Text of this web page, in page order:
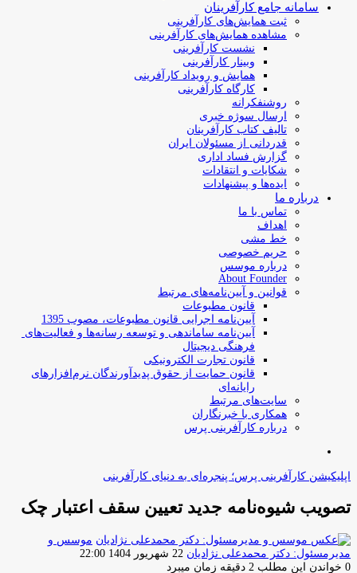
سامانه جامع کارآفرینان
ثبت همایش‌های کارآفرینی
مشاهده همایش‌های کارآفرینی
نشست کارآفرینی
وبینار کارآفرینی
همایش و رویداد کارآفرینی
کارگاه کارآفرینی
روشنفکرانه
ارسال سوژه‌ خبری
تالیف کتاب کارآفرینان
قدردانی از مسئولان ایران
گزارش فساد اداری
شکایات و انتقادات
ایده‌ها و پیشنهادات
درباره ما
تماس با ما
اهداف
خط مشی
حریم خصوصی
درباره موسس
About Founder
قوانین و آیین‌نامه‌های مرتبط
‌قانون مطبوعات
آیین‌نامه اجرایی قانون مطبوعات، مصوب 1395
آیین‌نامه سامان­دهی و توسعه رسانه­‌ها و فعالیت‌­های
فرهنگی دیجیتال
قانون تجارت الکترونیکی
قانون حمایت از حقوق پدیدآورندگان نرم‌افزارهای
رایانه‌ای
سایت‌های مرتبط
همکاری با خبرنگاران
درباره کارآفرینی پرس
اپلیکیشن کارآفرینی پرس؛ پنجره‌ای به دنیای کارآفرینی
تصویب شیوه‌نامه جدید تعیین سقف اعتبار چک
موسس و
مدیرمسئول: دکتر محمدعلی نژادیان ارسال
ایمیل
22 شهریور 1404 22:00
0 خواندن این مطلب 2 دقیقه زمان میبرد